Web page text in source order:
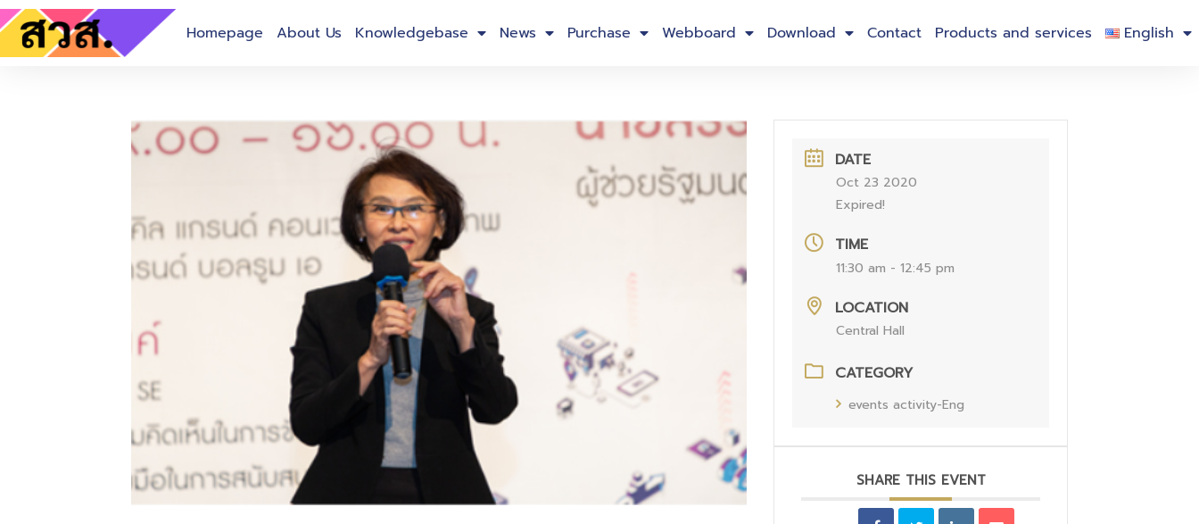
Homepage About Us Knowledgebase News Purchase Webboard Download Contact Products and services English
DATE
Oct 23 2020
Expired!
TIME
11:30 am - 12:45 pm
LOCATION
Central Hall
CATEGORY
events activity-Eng
SHARE THIS EVENT